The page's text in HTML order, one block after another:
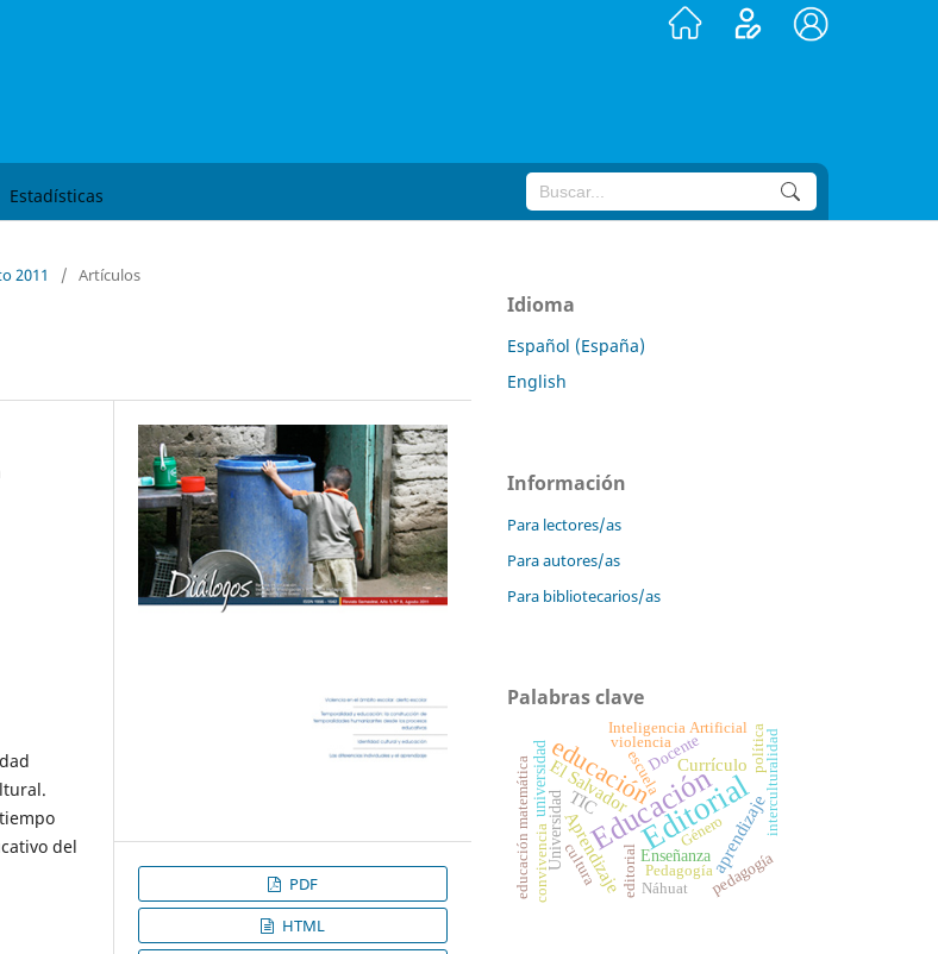
Estadísticas
2011 / Artículos
del
PDF
HTML
Idioma
Español (España)
English
Información
Para lectores/as
Para autores/as
Para bibliotecarios/as
Palabras clave
Editorial
Educación
educación
TIC
Aprendizaje
El Salvador Currículo
aprendizaje
Enseñanza
universidad
Universidad
pedagogía
Docente
Inteligencia Artificial
escuela interculturalidad
Pedagogía
editorial
educación matemática Género
convivencia Náhuat
política
cultura
violencia